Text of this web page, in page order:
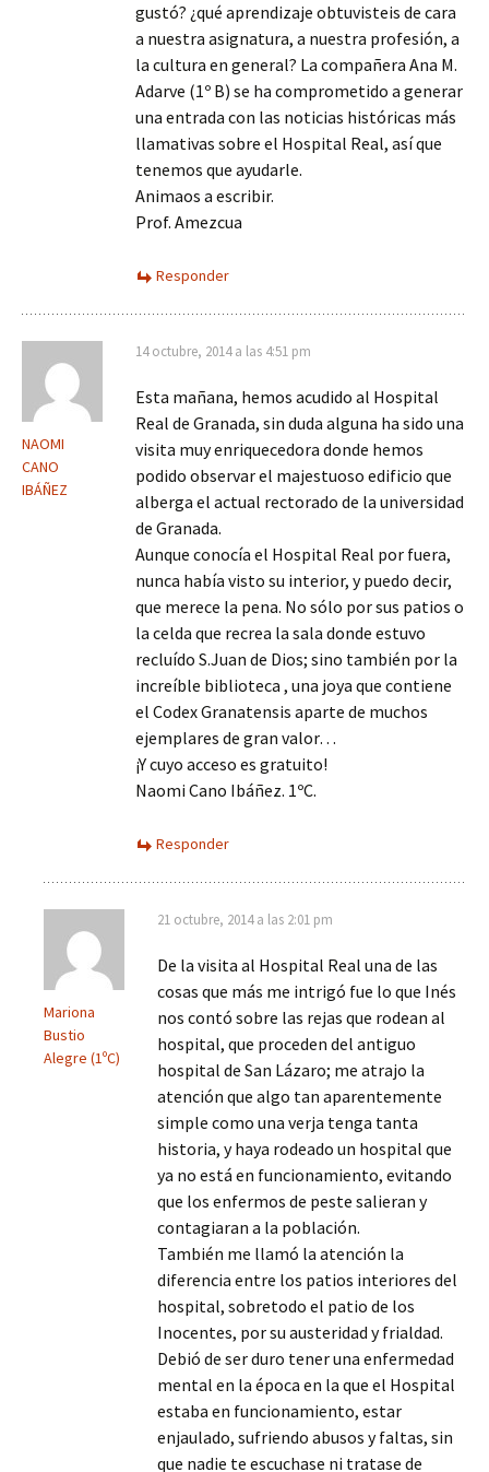
gustó? ¿qué aprendizaje obtuvisteis de cara
a nuestra asignatura, a nuestra profesión, a
la cultura en general? La compañera Ana M.
Adarve (1º B) se ha comprometido a generar
una entrada con las noticias históricas más
llamativas sobre el Hospital Real, así que
tenemos que ayudarle.
Animaos a escribir.
Prof. Amezcua
Responder
NAOMI
CANO
IBÁÑEZ
14 octubre, 2014 a las 4:51 pm
Esta mañana, hemos acudido al Hospital
Real de Granada, sin duda alguna ha sido una
visita muy enriquecedora donde hemos
podido observar el majestuoso edificio que
alberga el actual rectorado de la universidad
de Granada.
Aunque conocía el Hospital Real por fuera,
nunca había visto su interior, y puedo decir,
que merece la pena. No sólo por sus patios o
la celda que recrea la sala donde estuvo
recluído S.Juan de Dios; sino también por la
increíble biblioteca , una joya que contiene
el Codex Granatensis aparte de muchos
ejemplares de gran valor…
¡Y cuyo acceso es gratuito!
Naomi Cano Ibáñez. 1ºC.
Responder
Mariona
Bustio
Alegre (1ºC)
21 octubre, 2014 a las 2:01 pm
De la visita al Hospital Real una de las
cosas que más me intrigó fue lo que Inés
nos contó sobre las rejas que rodean al
hospital, que proceden del antiguo
hospital de San Lázaro; me atrajo la
atención que algo tan aparentemente
simple como una verja tenga tanta
historia, y haya rodeado un hospital que
ya no está en funcionamiento, evitando
que los enfermos de peste salieran y
contagiaran a la población.
También me llamó la atención la
diferencia entre los patios interiores del
hospital, sobretodo el patio de los
Inocentes, por su austeridad y frialdad.
Debió de ser duro tener una enfermedad
mental en la época en la que el Hospital
estaba en funcionamiento, estar
enjaulado, sufriendo abusos y faltas, sin
que nadie te escuchase ni tratase de